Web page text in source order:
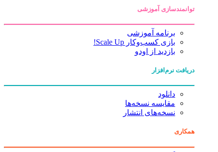
توانمندسازی آموزشی
برنامه آموزشی
بازی کسب‌وکار Scale Up!
بازدید از اودو
دریافت نرم‌افزار
دانلود
مقایسه نسخه‌ها
نسخه‌های انتشار
همکاری